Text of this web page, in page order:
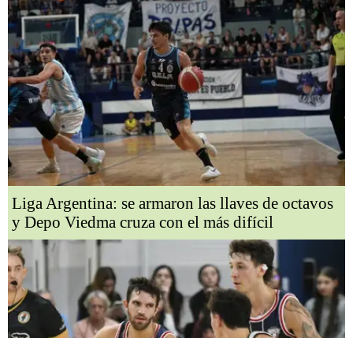
Liga Argentina: se armaron las llaves de octavos
y Depo Viedma cruza con el más difícil